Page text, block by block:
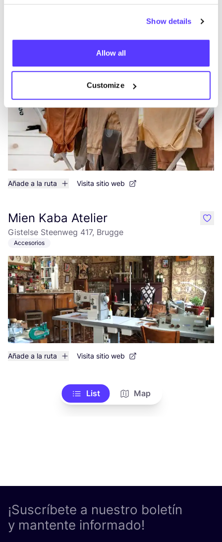
Show details
Allow all
Customize
Ropa
Añade a la ruta Visita sitio web
Mien Kaba Atelier
Gistelse Steenweg 417, Brugge
Accesorios
Añade a la ruta Visita sitio web
like
List Map
¡Suscríbete a nuestro boletín
y mantente informado!